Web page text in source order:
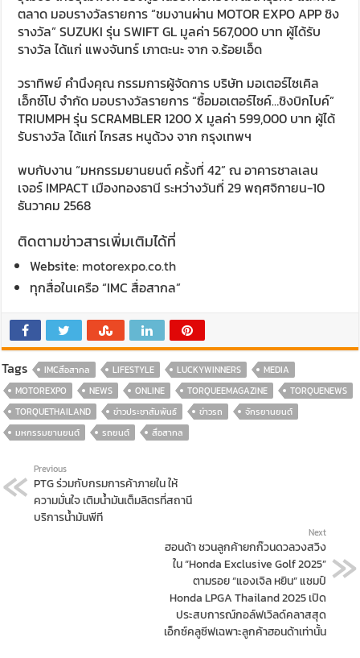
ตลาด มอบรางวัลรายการ “ชมงานผ่าน MOTOR EXPO APP ชิง
รางวัล” SUZUKI รุ่น SWIFT GL มูลค่า 567,000 บาท ผู้ได้รับ
รางวัล ได้แก่ แพงจันทร์ เภาตะนะ จาก จ.ร้อยเอ็ด
วราทิพย์ คำนึงคุณ กรรมการผู้จัดการ บริษัท มอเตอร์ไซเคิล
เอ็กซ์โป จำกัด มอบรางวัลรายการ “ซื้อมอเตอร์ไซค์…ชิงบิกไบค์”
TRIUMPH รุ่น SCRAMBLER 1200 X มูลค่า 599,000 บาท ผู้ได้
รับรางวัล ได้แก่ ไกรสร หนูด้วง จาก กรุงเทพฯ
พบกับงาน “มหกรรมยานยนต์ ครั้งที่ 42” ณ อาคารชาลเลน
เจอร์ IMPACT เมืองทองธานี ระหว่างวันที่ 29 พฤศจิกายน-10
ธันวาคม 2568
ติดตามข่าวสารเพิ่มเติมได้ที่
Website: motorexpo.co.th
ทุกสื่อในเครือ “IMC สื่อสากล”
Tags IMCสื่อสากล LIFESTYLE LUCKYWINNERS
MEDIA
MOTOREXPO
NEWS ONLINE TORQUEEMAGAZINE
TORQUENEWS
TORQUETHAILAND
ข่าวประชาสัมพันธ์ ข่าวรถ
จักรยานยนต์
มหกรรมยานยนต์
รถยนต์ สื่อสากล
Previous
PTG ร่วมกับกรมการค้าภายใน ให้
ความมั่นใจ เติมน้ำมันเต็มลิตรที่สถานี
บริการน้ำมันพีที
Next
ฮอนด้า ชวนลูกค้ายกก๊วนดวลวงสวิง
ใน “Honda Exclusive Golf 2025”
ตามรอย “แองเจิล หยิน” แชมป์
Honda LPGA Thailand 2025 เปิด
ประสบการณ์กอล์ฟเวิลด์คลาสสุด
เอ็กซ์คลูซีฟเฉพาะลูกค้าฮอนด้าเท่านั้น